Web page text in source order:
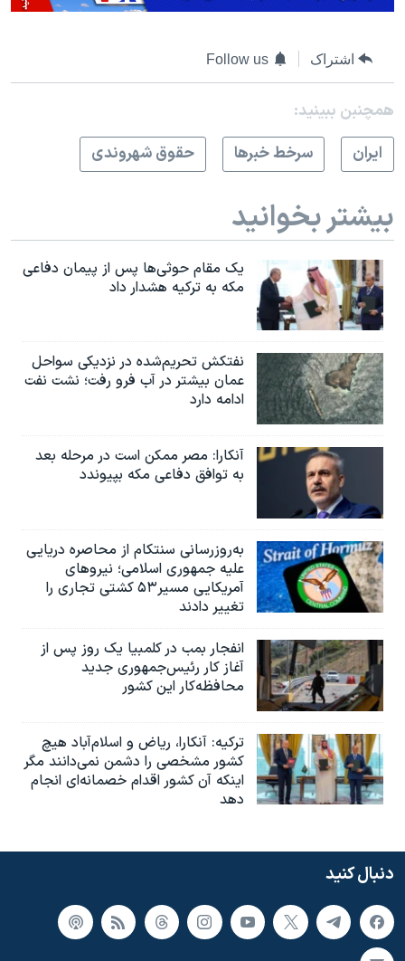
اشتراک Follow us
همچنبن ببینید:
ايران
سرخط خبرها حقوق شهروندی
بیشتر بخوانید
یک مقام حوثی‌ها پس از پیمان دفاعی
مکه به ترکیه هشدار داد
نفتکش تحریم‌شده در نزدیکی سواحل
عمان بیشتر در آب فرو رفت؛ نشت نفت
ادامه دارد
آنکارا: مصر ممکن است در مرحله بعد
به توافق دفاعی مکه بپیوندد
به‌روزرسانی سنتکام از محاصره دریایی
علیه جمهوری اسلامی؛ نیروهای
آمریکایی مسیر۵۳ کشتی تجاری را
تغییر دادند
انفجار بمب‌‌ در کلمبیا یک روز پس از
آغاز کار رئیس‌جمهوری جدید
محافظه‌کار این کشور
ترکیه: آنکارا، ریاض و اسلام‌آباد هیچ
کشور مشخصی را دشمن نمی‌دانند مگر
اینکه آن کشور اقدام خصمانه‌ای انجام
دهد
دنبال کنید